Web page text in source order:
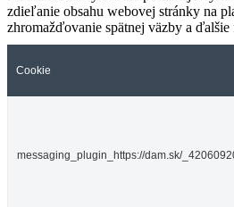
zdieľanie obsahu webovej stránky na
zhromažďovanie spätnej väzby a
Cookie
messaging_plugin_https://dam.sk/